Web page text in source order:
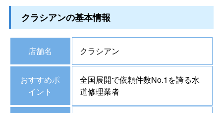
クラシアンの基本情報
店舗名 クラシアン
おすすめポ
イント
全国展開で依頼件数No.1を誇る水
道修理業者